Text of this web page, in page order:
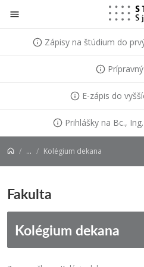
Prejsť na obsah
Zápisy na štúdium do
E-zápis do
Prihlášky na Bc.,
... Kolégium dekana
Fakulta
Kolégium dekana